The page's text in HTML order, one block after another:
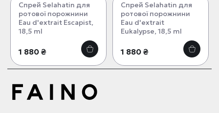
Спрей Selahatin для
ротової порожнини
Eau d'extrait Escapist,
18,5 ml
1 880 ₴
Спрей Selahatin для
ротової порожнини
Eau d'extrait
Eukalypse, 18,5 ml
1 880 ₴